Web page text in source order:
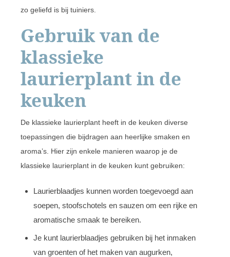
zo geliefd is bij tuiniers.
Gebruik van de
klassieke
laurierplant in de
keuken
De klassieke laurierplant heeft in de keuken diverse
toepassingen die bijdragen aan heerlijke smaken en
aroma’s. Hier zijn enkele manieren waarop je de
klassieke laurierplant in de keuken kunt gebruiken:
Laurierblaadjes kunnen worden toegevoegd aan
soepen, stoofschotels en sauzen om een rijke en
aromatische smaak te bereiken.
Je kunt laurierblaadjes gebruiken bij het inmaken
van groenten of het maken van augurken,